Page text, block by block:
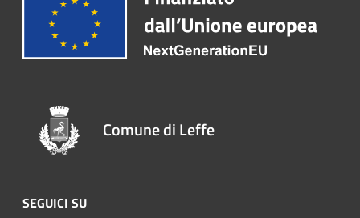
Comune di Leffe
SEGUICI SU